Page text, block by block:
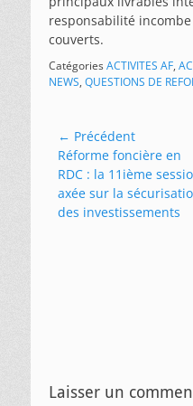
responsabilité incombe
couverts.
CatégoriesACTIVITES AF,
NEWS, QUESTIONS DE
Navigation
de
l’article
← Précédent
Article
précédent :
Réforme foncière en
RDC : la 11ième
axée sur la
des investissements
Laisser un